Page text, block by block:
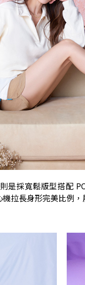
是採寬鬆版型搭配
拉長身形完美比例